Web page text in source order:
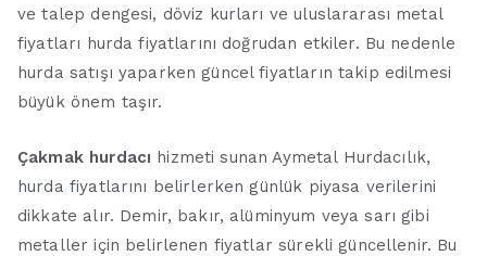
ve talep dengesi, döviz kurları ve uluslararası metal
fiyatları hurda fiyatlarını doğrudan etkiler. Bu nedenle
hurda satışı yaparken güncel fiyatların takip edilmesi
büyük önem taşır.
Çakmak hurdacı hizmeti sunan Aymetal Hurdacılık,
hurda fiyatlarını belirlerken günlük piyasa verilerini
dikkate alır. Demir, bakır, alüminyum veya sarı gibi
metaller için belirlenen fiyatlar sürekli güncellenir. Bu